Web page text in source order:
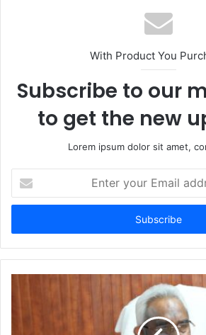
With Product You
Subscribe to our
to get the new
Lorem ipsum dolor sit amet,
your
Email